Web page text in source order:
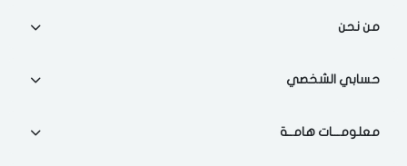
من نحن
حسابي الشخصي
معلومـــات هامــة